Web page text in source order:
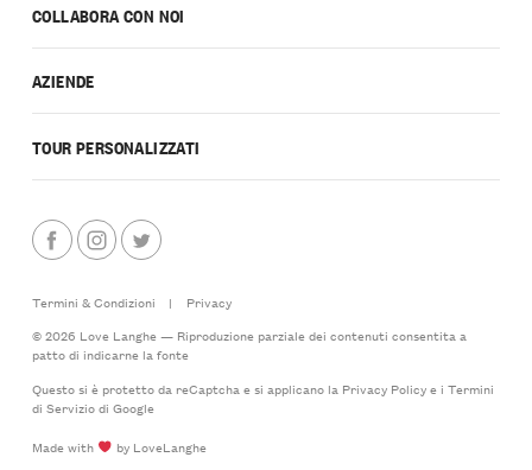
COLLABORA CON NOI
AZIENDE
TOUR PERSONALIZZATI
Termini & Condizioni |
Privacy
© 2026 Love Langhe — Riproduzione parziale dei contenuti consentita a
patto di indicarne la fonte
Questo si è protetto da reCaptcha e si applicano la Privacy Policye i Termini
di Serviziodi Google
Made with
by LoveLanghe